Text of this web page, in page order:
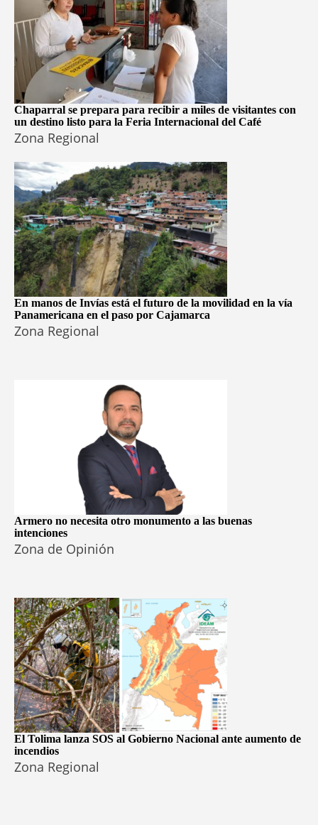
Chaparral se prepara para recibir a miles de visitantes con
un destino listo para la Feria Internacional del Café
Zona Regional
En manos de Invías está el futuro de la movilidad en la vía
Panamericana en el paso por Cajamarca
Zona Regional
Armero no necesita otro monumento a las buenas
intenciones
Zona de Opinión
El Tolima lanza SOS al Gobierno Nacional ante aumento de
incendios
Zona Regional